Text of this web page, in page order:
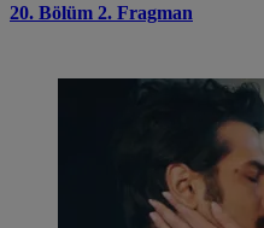
20. Bölüm 2. Fragman